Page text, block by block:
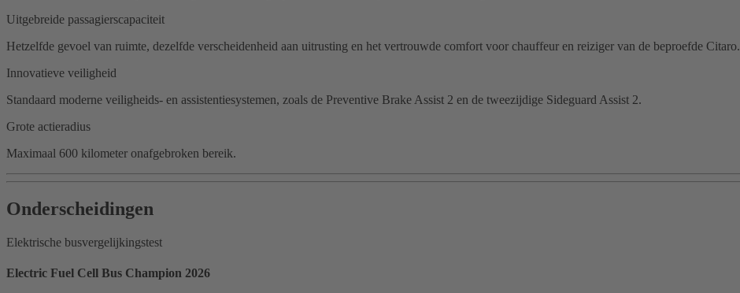
Uitgebreide passagierscapaciteit
Hetzelfde gevoel van ruimte, dezelfde verscheidenheid aan uitrusting en het vertrouwde comfort voor chauffeur en reiziger van de beproefde Citaro.
Innovatieve veiligheid
Standaard moderne veiligheids- en assistentiesystemen, zoals de Preventive Brake Assist 2 en de tweezijdige Sideguard Assist 2.
Grote actieradius
Maximaal 600 kilometer onafgebroken bereik.
Onderscheidingen
Elektrische busvergelijkingstest
Electric Fuel Cell Bus Champion 2026